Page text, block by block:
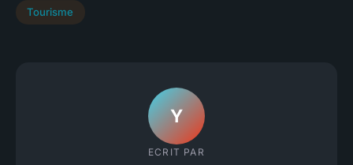
Tourisme
Y
ECRIT PAR